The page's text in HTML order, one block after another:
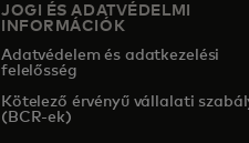
JOGI ÉS ADATVÉDELMI
INFORMÁCIÓK
Adatvédelem és adatkezelési
felelősség
Kötelező érvényű vállalati
(BCR-ek)